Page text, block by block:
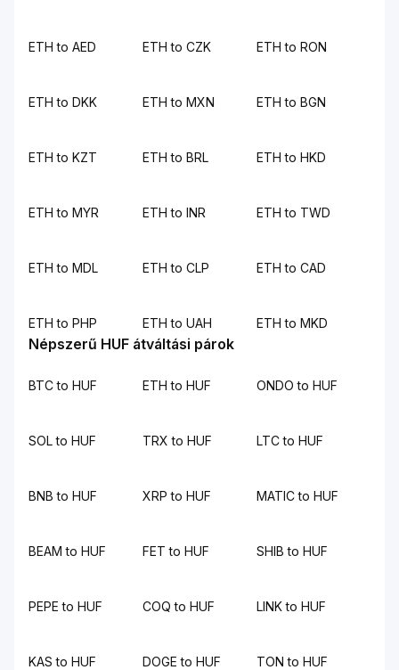
ETH to AED ETH to CZK ETH to RON
ETH to DKK ETH to MXN ETH to BGN
ETH to KZT ETH to BRL ETH to HKD
ETH to MYR ETH to INR ETH to TWD
ETH to MDL ETH to CLP ETH to CAD
ETH to PHP ETH to UAH ETH to MKD
Népszerű HUF átváltási párok
BTC to HUF ETH to HUF ONDO to HUF
SOL to HUF TRX to HUF LTC to HUF
BNB to HUF XRP to HUF MATIC to HUF
BEAM to HUF FET to HUF SHIB to HUF
PEPE to HUF COQ to HUF LINK to HUF
KAS to HUF DOGE to HUF TON to HUF